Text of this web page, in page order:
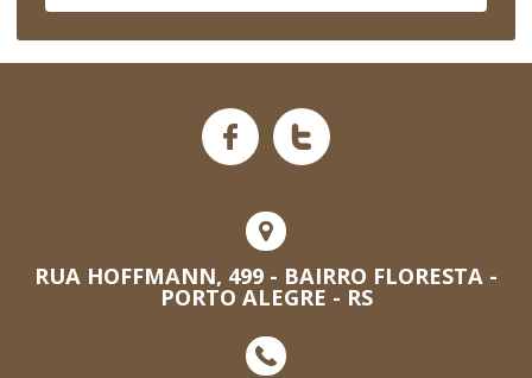
RUA HOFFMANN, 499 - BAIRRO FLORESTA -
PORTO ALEGRE - RS